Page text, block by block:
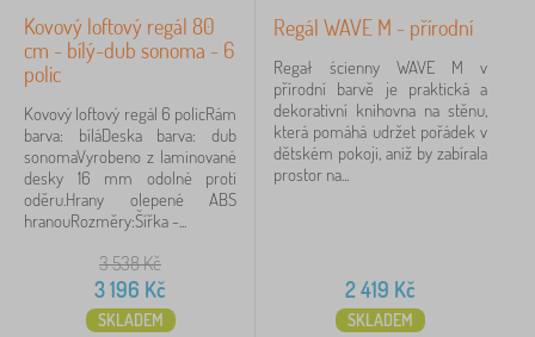
Kovový loftový regál 80
cm - bílý-dub sonoma - 6
polic
Kovový loftový regál 6 policRám
barva: bíláDeska barva: dub
sonomaVyrobeno z laminované
desky 16 mm odolné proti
oděru.Hrany olepené ABS
hranouRozměry:Šířka -...
3 538Kč
3 196 Kč
SKLADEM
Regál WAVE M - přírodní
Regał ścienny WAVE M v
přírodní barvě je praktická a
dekorativní knihovna na stěnu,
která pomáhá udržet pořádek v
dětském pokoji, aniž by zabírala
prostor na...
2 419 Kč
SKLADEM